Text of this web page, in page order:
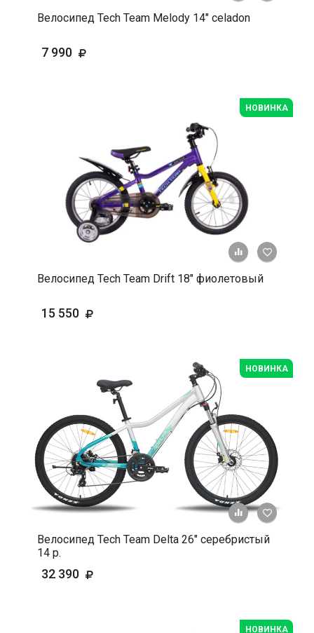
Велосипед Tech Team Melody 14" celadon
7 990
НОВИНКА
+ К
Велосипед Tech Team Drift 18" фиолетовый
15 550
НОВИНКА
+ К
Велосипед Tech Team Delta 26" серебристый
14 р.
32 390
НОВИНКА